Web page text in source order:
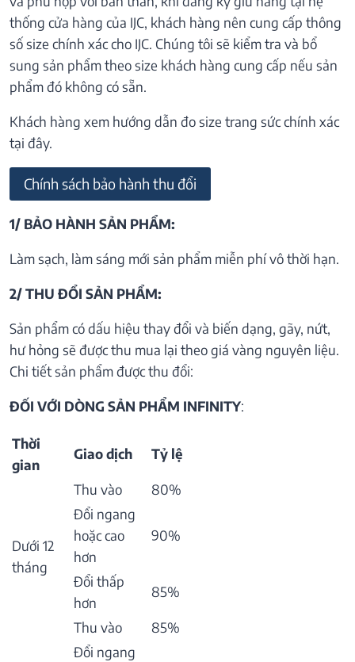
thống cửa hàng của IJC, khách hàng nên cung cấp thông
số size chính xác cho IJC. Chúng tôi sẽ kiểm tra và bổ
sung sản phẩm theo size khách hàng cung cấp nếu sản
phẩm đó không có sẵn.
Khách hàng xem hướng dẫn đo size trang sức chính xác
tại đây.
Chính sách bảo hành thu đổi
1/ BẢO HÀNH SẢN PHẨM:
Làm sạch, làm sáng mới sản phẩm miễn phí vô thời hạn.
2/ THU ĐỔI SẢN PHẨM:
Sản phẩm có dấu hiệu thay đổi và biến dạng, gãy, nứt,
hư hỏng sẽ được thu mua lại theo giá vàng nguyên liệu.
Chi tiết sản phẩm được thu đổi:
ĐỐI VỚI DÒNG SẢN PHẨM INFINITY:
Thời
gian
Giao dịch Tỷ lệ
Dưới 12
tháng
Thu vào
80%
Đổi ngang
hoặc cao
hơn
90%
Đổi thấp
hơn
85%
Thu vào
85%
Đổi ngang